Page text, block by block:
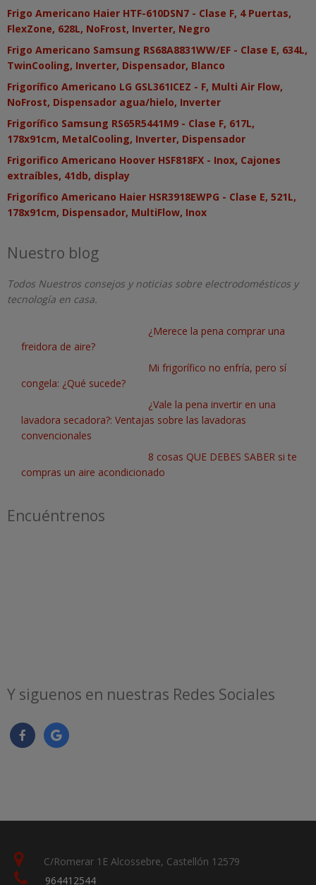
Frigo Americano Haier HTF-610DSN7 - Clase F, 4 Puertas,
FlexZone, 628L, NoFrost, Inverter, Negro
Frigo Americano Samsung RS68A8831WW/EF - Clase E, 634L,
TwinCooling, Inverter, Dispensador, Blanco
Frigorífico Americano LG GSL361ICEZ - F, Multi Air Flow,
NoFrost, Dispensador agua/hielo, Inverter
Frigorífico Samsung RS65R5441M9 - Clase F, 617L,
178x91cm, MetalCooling, Inverter, Dispensador
Frigorifico Americano Hoover HSF818FX - Inox, Cajones
extraíbles, 41db, display
Frigorífico Americano Haier HSR3918EWPG - Clase E, 521L,
178x91cm, Dispensador, MultiFlow, Inox
Nuestro blog
Todos Nuestros consejos y noticias sobre electrodomésticos y
tecnología en casa.
¿Merece la pena comprar una
freidora de aire?
Mi frigorífico no enfría, pero sí
congela: ¿Qué sucede?
¿Vale la pena invertir en una
lavadora secadora?: Ventajas sobre las lavadoras
convencionales
8 cosas QUE DEBES SABER si te
compras un aire acondicionado
Encuéntrenos
Y siguenos en nuestras Redes Sociales
C/Romerar 1E Alcossebre, Castellón 12579
964412544